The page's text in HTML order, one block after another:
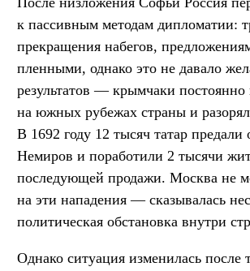
к пассивным методам дипломатии:
прекращения набегов,
пленными, однако это не давало
результатов — крымчаки постоянно
на южных рубежах страны и
В 1692 году 12 тысяч татар предали
Немиров и поработили 2 тысячи
последующей продажи. Москва не
на эти нападения — сказывалась
политическая обстановка внутри
Однако ситуация изменилась после